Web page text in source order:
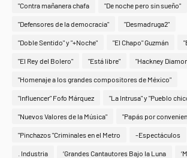
"Contra mañanera chafa "De noche pero sin sueño"
"Defensores de la democracia" "Desmadruga2"
"Doble Sentido" y "+Noche" "El Chapo" Guzmán
"El Rey del Bolero" "Está libre" "Hackney
"Homenaje a los grandes compositores de México"
"Influencer" Fofo Márquez "La Intrusa" y "Pueblo
"Nuevos Valores de la Música" "Papás por
"Pinchazos "Criminales en el Metro -Espectáculos
. Industria ‘Grandes Cantautores Bajo la Luna